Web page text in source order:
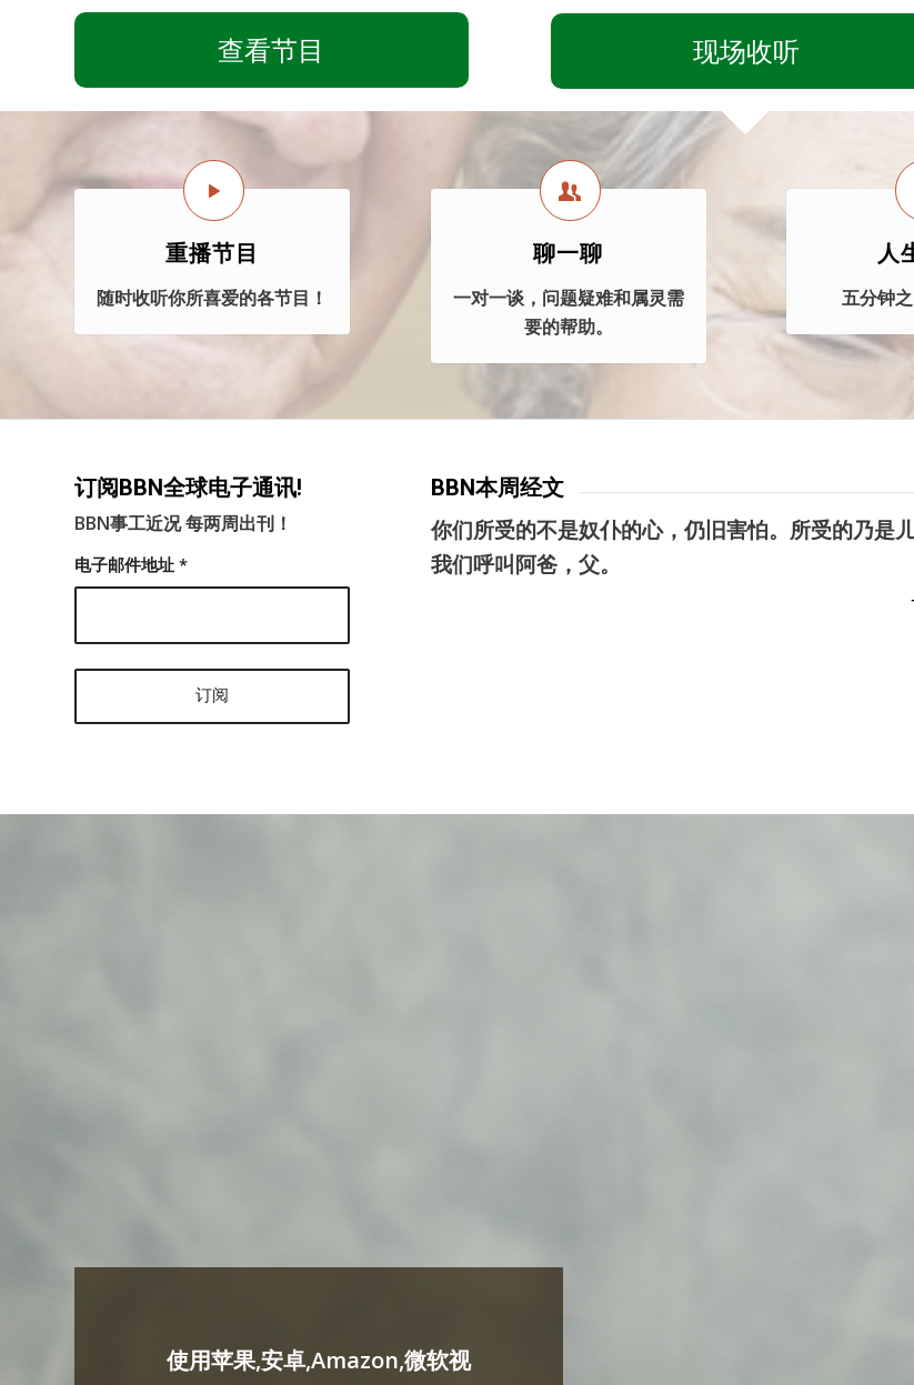
查看节目 现场收听
重播节目
随时收听你所喜爱的各节目！
聊一聊
一对一谈，问题疑难和属灵需
要的帮助。
人
五分钟
订阅BBN全球电子通讯!
BBN事工近况 每两周出刊！
电子邮件地址 *
BBN本周经文
你们所受的不是奴仆的心，仍旧害怕。所受的乃是
我们呼叫阿爸，父。
使用苹果,安卓,Amazon,微软视